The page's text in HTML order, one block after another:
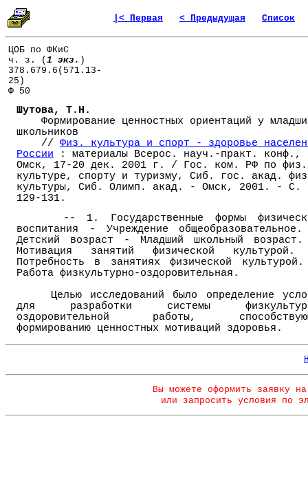
|< Первая < Предыдущая Список
ЦОБ по ФКиС
ч. з. ( 1 экз. )
378.679.6(571.13-
25)
Ф 50
Шутова, Т.Н.
Формирование ценностных ориентаций у
школьников
// Физ. культура и спорт - здоровье
России : материалы Всерос. науч.-практ. конф.,
Омск, 17-20 дек. 2001 г. / Гос. ком. РФ по физ.
культуре, спорту и туризму, Сиб. гос. акад.
культуры, Сиб. Олимп. акад. - Омск, 2001. - С.
129-131.
-- 1. Государственные формы
воспитания - Учреждение
Детский возраст - Младший школьный
Мотивация занятий физической
Потребность в занятиях физической
Работа физкультурно-оздоровительная.
Целью исследований было определение
для разработки системы
оздоровительной работы,
формированию ценностных мотиваций здоровья.
Вы можете оформить заявку
или запросить условия по